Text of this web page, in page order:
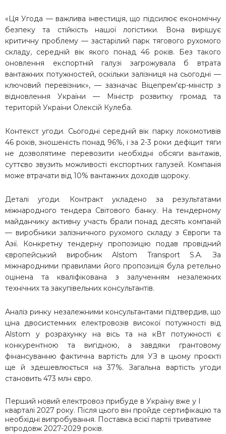
«Ця Угода — важлива інвестиція, що підсилює економічну
безпеку та стійкість нашої логістики. Вона вирішує
критичну проблему — застарілий парк тягового рухомого
складу, середній вік якого понад 46 років. Без такого
оновлення експортній галузі загрожувала б втрата
вантажних потужностей, оскільки залізниця на сьогодні —
ключовий перевізник», — зазначає Віцепрем'єр-міністр з
відновлення України — Міністр розвитку громад та
територій України Олексій Кулеба.
Контекст угоди. Сьогодні середній вік парку локомотивів
46 років, зношеність понад 96%, і за 2-3 роки дефіцит тяги
не дозволятиме перевозити необхідні обсяги вантажів,
суттєво звузить можливості експортних галузей. Компанія
може втрачати від 10% вантажних доходів щороку.
Деталі угоди. Контракт укладено за результатами
міжнародного тендера Світового банку. На тендерному
майданчику активну участь брали понад десять компаній
— виробники залізничного рухомого складу з Європи та
Азії. Конкретну тендерну пропозицію подав провідний
європейський виробник Alstom Transport S.A. За
міжнародними правилами його пропозиція була ретельно
оцінена та кваліфікована з залученням незалежних
технічних та закупівельних консультантів.
Аналіз ринку незалежними консультантами підтвердив, що
ціна двосистемних електровозів високої потужності від
Alstom у розрахунку на вісь та на кВт потужності є
конкурентною та вигідною, а завдяки грантовому
фінансуванню фактична вартість для УЗ в цьому проєкті
ще й здешевлюється на 37%. Загальна вартість угоди
становить 473 млн євро.
Перший новий електровоз прибуде в Україну вже у I
кварталі 2027 року. Після цього він пройде сертифікацію та
необхідні випробування. Поставка всієї партії триватиме
впродовж 2027-2029 років.